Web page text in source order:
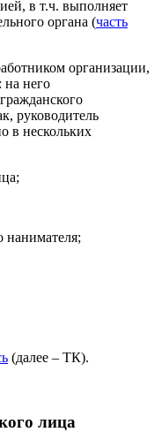
в т.ч. выполняет
органа (часть
организации,
на него
руководитель
в нескольких
нанимателя;
(далее – ТК).
лица